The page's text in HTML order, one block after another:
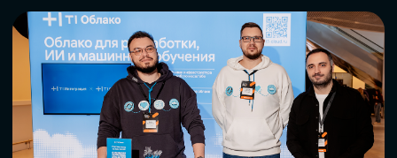
СТАТЬ ПАРТНЕРОМ
СКАЧАТЬ ПРОГРАММУ
СТАТЬ СПИКЕРОМ